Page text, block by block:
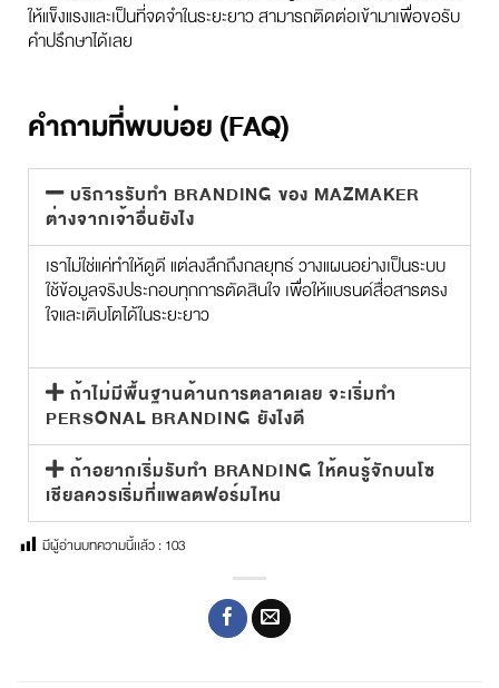
ให้แข็งแรงและเป็นที่จดจำในระยะยาว สามารถติดต่อเข้ามาเพื่อขอรับ
คำปรึกษาได้เลย
คำถามที่พบบ่อย (FAQ)
บริการรับทำ BRANDING ของ MAZMAKER
ต่างจากเจ้าอื่นยังไง
เราไม่ใช่แค่ทำให้ดูดี แต่ลงลึกถึงกลยุทธ์ วางแผนอย่างเป็นระบบ
ใช้ข้อมูลจริงประกอบทุกการตัดสินใจ เพื่อให้แบรนด์สื่อสารตรง
ใจและเติบโตได้ในระยะยาว
ถ้าไม่มีพื้นฐานด้านการตลาดเลย จะเริ่มทำ
PERSONAL BRANDING ยังไงดี
ถ้าอยากเริ่มรับทำ BRANDING ให้คนรู้จักบนโซ
เชียลควรเริ่มที่แพลตฟอร์มไหน
มีผู้อ่านบทความนี้เเล้ว :103